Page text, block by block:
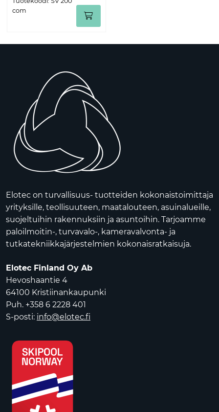
com
Elotec on turvallisuus- tuotteiden kokonaistoimittaja
yrityksille, teollisuuteen, maatalouteen, asuinalueille,
suojeltuihin rakennuksiin ja asuntoihin. Tarjoamme
paloilmoitin-, turvavalo-, kameravalvonta- ja
tutkatekniikkajärjestelmien kokonaisratkaisuja.
Elotec Finland Oy Ab
Hevoshaantie 4
64100 Kristiinankaupunki
Puh. +358 6 2228 401
S-posti: info@elotec.fi